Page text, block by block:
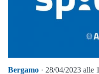
Bergamo · 28/04/2023 alle